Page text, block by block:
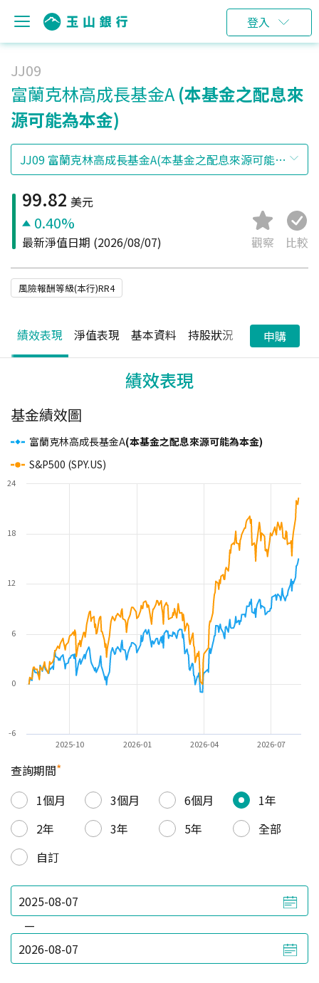
登入
JJ09
富蘭克林高成長基金A (本基金之配息來
源可能為本金)
99.82 美元
0.40%
最新淨值日期 (2026/08/07) 觀察 比較
風險報酬等級(本行)RR4
績效表現 淨值表現 基本資料 持股狀況 配息狀況
申購
績效表現
基金績效圖
富蘭克林高成長基金A(本基金之配息來源可能為本金)
S&P500 (SPY.US)
2025-10 2026-01 2026-04 2026-07
-6
0
6
12
18
24
查詢期間*
1個月
3個月 6個月
1年
2年
3年 5年
全部
自訂
—